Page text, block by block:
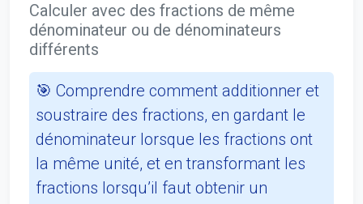
Calculer avec des fractions de même
dénominateur ou de dénominateurs
différents
🎯 Comprendre comment additionner et
soustraire des fractions, en gardant le
dénominateur lorsque les fractions ont
la même unité, et en transformant les
fractions lorsqu’il faut obtenir un